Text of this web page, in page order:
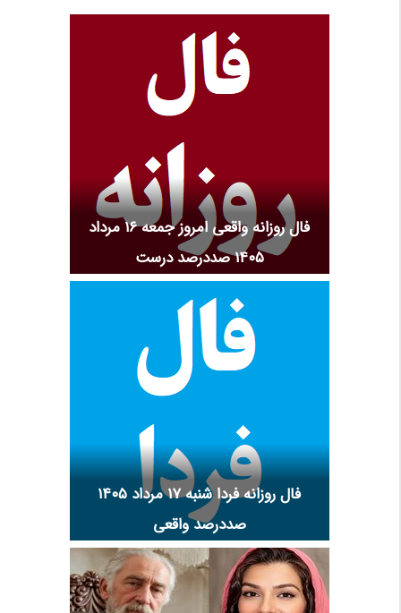
فال روزانه واقعی امروز جمعه ۱۶ مرداد
۱۴۰۵ صددرصد درست
فال روزانه فردا شنبه ۱۷ مرداد ۱۴۰۵
صددرصد واقعی